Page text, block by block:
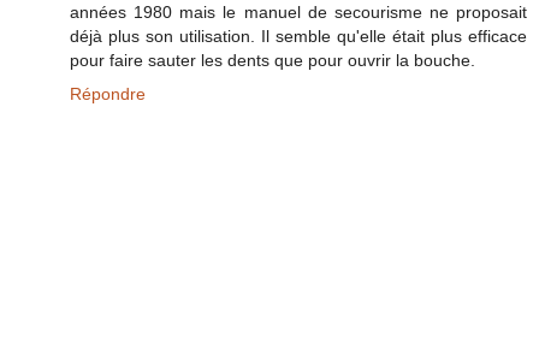
années 1980 mais le manuel de secourisme ne proposait
déjà plus son utilisation. Il semble qu'elle était plus efficace
pour faire sauter les dents que pour ouvrir la bouche.
Répondre